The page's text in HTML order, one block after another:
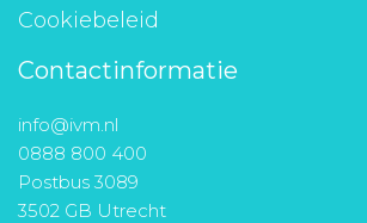
Cookiebeleid
Contactinformatie
info@ivm.nl
0888 800 400
Postbus 3089
3502 GB Utrecht